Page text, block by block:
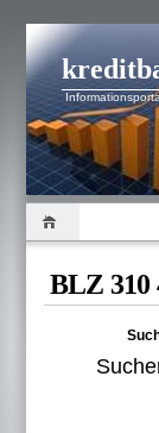
BLZ 310